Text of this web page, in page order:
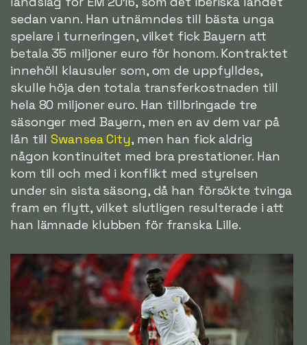
sedan vann. Han utnämndes till bästa unga
spelare i turneringen, vilket fick Bayern att
betala 35 miljoner euro för honom. Kontraktet
innehöll klausuler som, om de uppfylldes,
skulle höja den totala transferkostnaden till
hela 80 miljoner euro. Han tillbringade tre
säsonger med Bayern, men en av dem var på
lån tillSwansea City, men han fick aldrig
någon kontinuitet med bra prestationer. Han
kom till och med i konflikt med styrelsen
under sin sista säsong, då han försökte tvinga
fram en flytt, vilket slutligen resulterade i att
han lämnade klubben för franska Lille.